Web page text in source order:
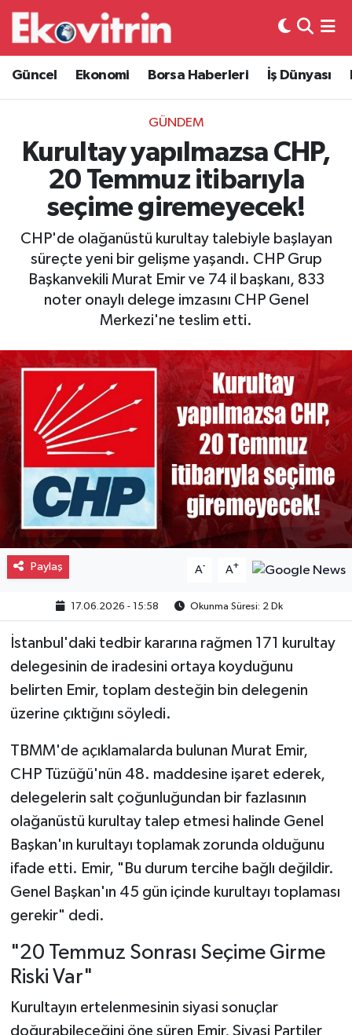
Güncel Ekonomi Borsa Haberleri İş Dünyası
GÜNDEM
Kurultay yapılmazsa CHP,
20 Temmuz itibarıyla
seçime giremeyecek!
CHP'de olağanüstü kurultay talebiyle başlayan
süreçte yeni bir gelişme yaşandı. CHP Grup
Başkanvekili Murat Emir ve 74 il başkanı, 833
noter onaylı delege imzasını CHP Genel
Merkezi'ne teslim etti.
Paylaş A- A+
17.06.2026 - 15:58 Okunma Süresi: 2 Dk
İstanbul'daki tedbir kararına rağmen 171 kurultay
delegesinin de iradesini ortaya koyduğunu
belirten Emir, toplam desteğin bin delegenin
üzerine çıktığını söyledi.
TBMM'de açıklamalarda bulunan Murat Emir,
CHP Tüzüğü'nün 48. maddesine işaret ederek,
delegelerin salt çoğunluğundan bir fazlasının
olağanüstü kurultay talep etmesi halinde Genel
Başkan'ın kurultayı toplamak zorunda olduğunu
ifade etti. Emir, "Bu durum tercihe bağlı değildir.
Genel Başkan'ın 45 gün içinde kurultayı toplaması
gerekir" dedi.
"20 Temmuz Sonrası Seçime Girme
Riski Var"
Kurultayın ertelenmesinin siyasi sonuçlar
doğurabileceğini öne süren Emir, Siyasi Partiler
Güncel
Ekonomi
Borsa Haberleri
İş Dünyası
Lojistik
Otovitrin
Asayiş
Gayrimenkul
Spor
Eğitim
Hava Durumu
Trafik Durumu
Süper Lig Puan Durumu ve Fikstür
Tüm Manşetler
Son Dakika Haberleri
Haber Arşivi